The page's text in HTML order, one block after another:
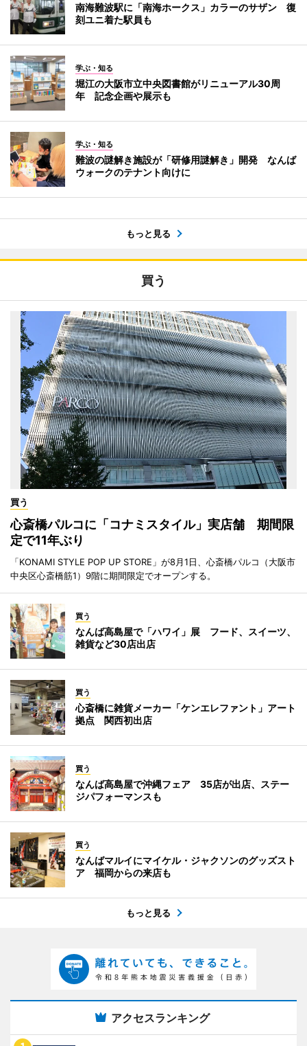
南海難波駅に「南海ホークス」カラーのサザン 復
刻ユニ着た駅員も
学ぶ・知る
堀江の大阪市立中央図書館がリニューアル30周
年 記念企画や展示も
学ぶ・知る
難波の謎解き施設が「研修用謎解き」開発 なんば
ウォークのテナント向けに
もっと見る
買う
買う
心斎橋パルコに「コナミスタイル」実店舗 期間限
定で11年ぶり
「KONAMI STYLE POP UP STORE」が8月1日、心斎橋パルコ（大阪市
中央区心斎橋筋1）9階に期間限定でオープンする。
買う
なんば高島屋で「ハワイ」展 フード、スイーツ、
雑貨など30店出店
買う
心斎橋に雑貨メーカー「ケンエレファント」アート
拠点 関西初出店
買う
なんば高島屋で沖縄フェア 35店が出店、ステー
ジパフォーマンスも
買う
なんばマルイにマイケル・ジャクソンのグッズスト
ア 福岡からの来店も
もっと見る
アクセスランキング